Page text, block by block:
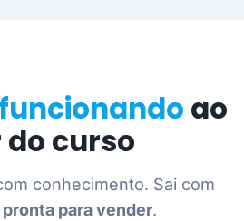
funcionando ao
do curso
conhecimento. Sai com
para vender.